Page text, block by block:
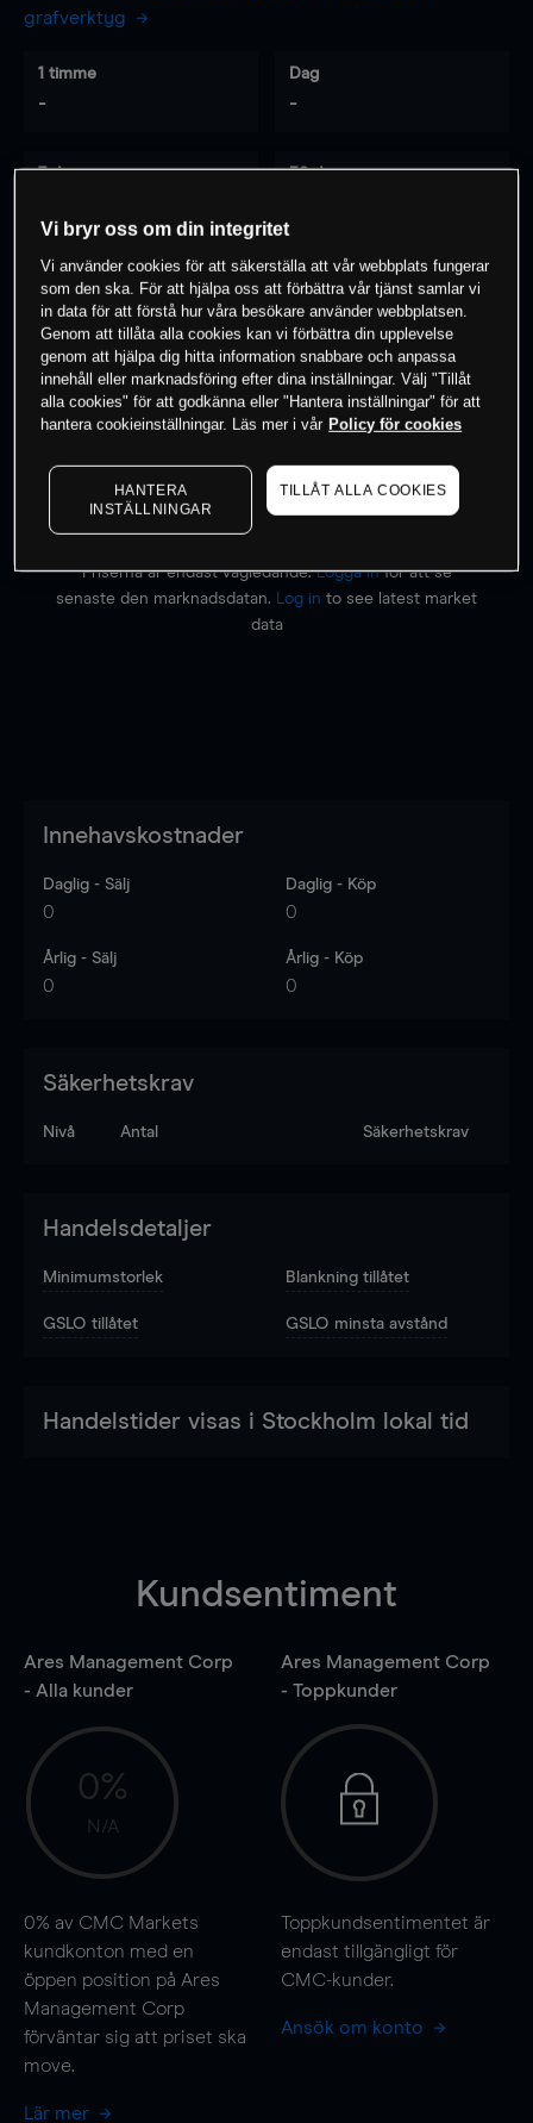
grafverktyg
1 timme
-
Dag
-
7 dagar 30 dagar
0% av kunderna har en position i detta
instrument
Börja handla
Priserna är endast vägledande.Logga inför att se
senaste den marknadsdatan.
Log in to see latest market
data
Innehavskostnader
Daglig - Sälj
0
Daglig - Köp
0
Årlig - Sälj
0
Årlig - Köp
0
Säkerhetskrav
Nivå Antal Säkerhetskrav
Handelsdetaljer
Minimumstorlek Blankning tillåtet
GSLO tillåtet GSLO minsta avstånd
Handelstider visas i Stockholm lokal tid
Kundsentiment
Ares Management Corp
- Alla kunder
0%
N/A
0% av CMC Markets
kundkonton med en
öppen position på Ares
Management Corp
förväntar sig att priset ska
move.
Lär mer
Ares Management Corp
- Toppkunder
Toppkundsentimentet är
endast tillgängligt för
CMC-kunder.
Ansök om konto
Vi bryr oss om din integritet
Vi använder cookies för att säkerställa att vår webbplats fungerar
som den ska. För att hjälpa oss att förbättra vår tjänst samlar vi
in data för att förstå hur våra besökare använder webbplatsen.
Genom att tillåta alla cookies kan vi förbättra din upplevelse
genom att hjälpa dig hitta information snabbare och anpassa
innehåll eller marknadsföring efter dina inställningar. Välj "Tillåt
alla cookies" för att godkänna eller "Hantera inställningar" för att
hantera cookieinställningar. Läs mer i vår Policy för cookies
HANTERA
INSTÄLLNINGAR
TILLÅT ALLA COOKIES